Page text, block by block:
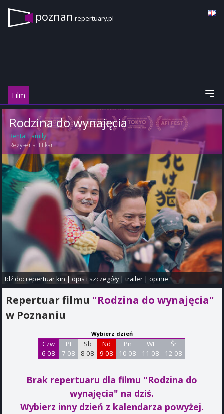
poznan.repertuary.pl
Film
Rodzina do wynajęcia
Rental Family
Reżyseria: Hikari
Idź do:repertuar kin |opis i szczegóły|trailer |opinie
Repertuar filmu "Rodzina do wynajęcia"
w Poznaniu
Wybierz dzień
Czw
6 08
Pt
7 08
Sb
8 08
Nd
9 08
Pn
10 08
Wt
11 08
Śr
12 08
Brak repertuaru dla filmu "Rodzina do
wynajęcia" na dziś.
Wybierz inny dzień z kalendarza powyżej.